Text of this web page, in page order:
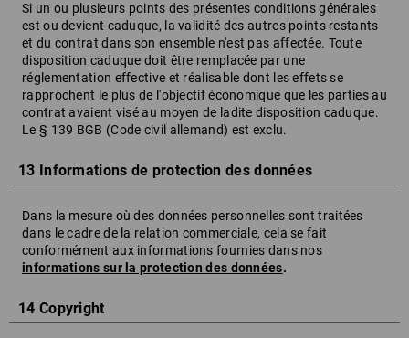
Si un ou plusieurs points des présentes conditions générales
est ou devient caduque, la validité des autres points restants
et du contrat dans son ensemble n'est pas affectée. Toute
disposition caduque doit être remplacée par une
réglementation effective et réalisable dont les effets se
rapprochent le plus de l'objectif économique que les parties au
contrat avaient visé au moyen de ladite disposition caduque.
Le § 139 BGB (Code civil allemand) est exclu.
13 Informations de protection des données
Dans la mesure où des données personnelles sont traitées
dans le cadre de la relation commerciale, cela se fait
conformément aux informations fournies dans nos
informations sur la protection des données.
14 Copyright